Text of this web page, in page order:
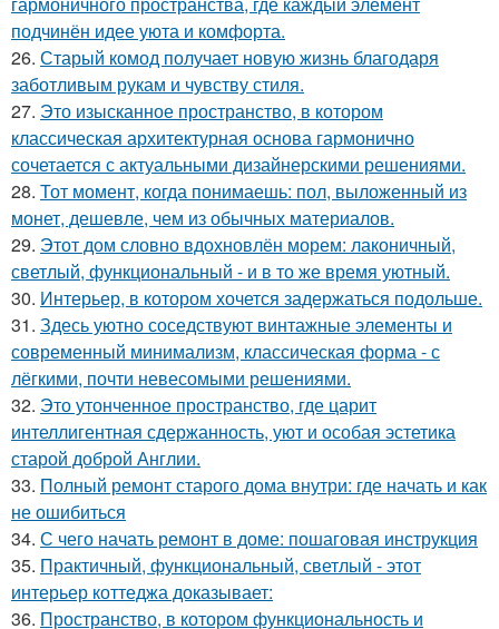
подчинён идее уюта и комфорта.
26. Старый комод получает новую жизнь благодаря
заботливым рукам и чувству стиля.
27. Это изысканное пространство, в котором
классическая архитектурная основа гармонично
сочетается с актуальными дизайнерскими решениями.
28. Тот момент, когда понимаешь: пол, выложенный из
монет, дешевле, чем из обычных материалов.
29. Этот дом словно вдохновлён морем: лаконичный,
светлый, функциональный - и в то же время уютный.
30. Интерьер, в котором хочется задержаться подольше.
31. Здесь уютно соседствуют винтажные элементы и
современный минимализм, классическая форма - с
лёгкими, почти невесомыми решениями.
32. Это утонченное пространство, где царит
интеллигентная сдержанность, уют и особая эстетика
старой доброй Англии.
33. Полный ремонт старого дома внутри: где начать и как
не ошибиться
34. С чего начать ремонт в доме: пошаговая инструкция
35. Практичный, функциональный, светлый - этот
интерьер коттеджа доказывает:
36. Пространство, в котором функциональность и